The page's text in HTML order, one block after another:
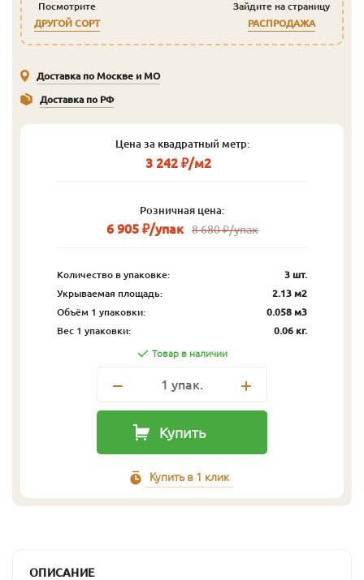
Посмотрите
ДРУГОЙ СОРТ
Зайдите на страницу
РАСПРОДАЖА
Доставка по Москве и МО
Доставка по РФ
Цена за квадратный метр:
3 242 ₽/м2
Розничная цена:
6 905 ₽/упак 8 680 ₽/упак
Количество в упаковке:
3 шт.
Укрываемая площадь:
2.13 м2
Объём 1 упаковки:
0.058 м3
Вес 1 упаковки:
0.06 кг.
Товар в наличии
1 упак.
Купить
Купить в 1 клик
ОПИСАНИЕ